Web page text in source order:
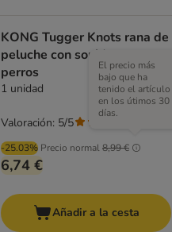
KONG Tugger Knots rana de
peluche con sonido para
perros
1 unidad
-25.03% Precio normal8,99 €
El precio más
bajo que ha
tenido el artículo
en los útimos 30
días.
6,74 €
Valoración: 5/5
Añadir a la cesta